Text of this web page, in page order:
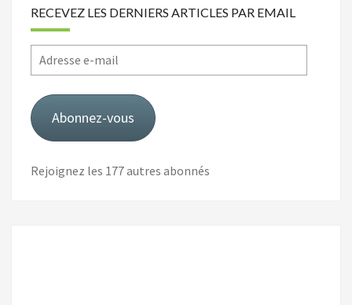
RECEVEZ LES DERNIERS ARTICLES PAR EMAIL
Adresse
e-
mail
Abonnez-vous
Rejoignez les 177 autres abonnés